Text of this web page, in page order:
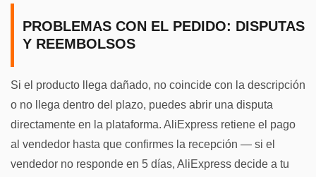
PROBLEMAS CON EL PEDIDO: DISPUTAS
Y REEMBOLSOS
Si el producto llega dañado, no coincide con la descripción
o no llega dentro del plazo, puedes abrir una disputa
directamente en la plataforma. AliExpress retiene el pago
al vendedor hasta que confirmes la recepción — si el
vendedor no responde en 5 días, AliExpress decide a tu